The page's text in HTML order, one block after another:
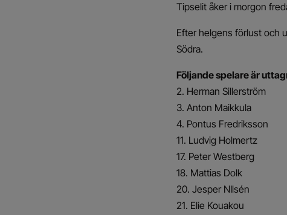
Tipselit åker i morgon
Efter helgens förlust och
Södra.
Följande spelare är
2. Herman Sillerström
3. Anton Maikkula
4. Pontus Fredriksson
11. Ludvig Holmertz
17. Peter Westberg
18. Mattias Dolk
20. Jesper NIlsén
21. Elie Kouakou